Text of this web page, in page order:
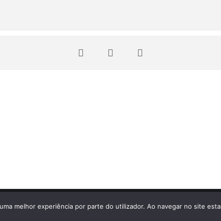
. melhor experiência por parte do utilizador. Ao navegar no site